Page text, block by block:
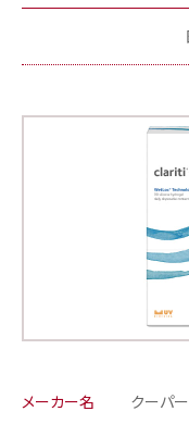
メーカー名
クーパ